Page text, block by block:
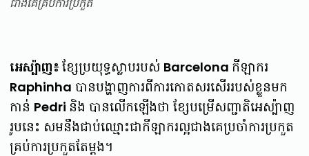
អេស្ប៉ាញ៖ ខ្សែប្រយុទ្ធស្លាបរបស់ Barcelona កីឡាករ
Raphinha បានបង្ហាញការពីការកោតសរសើររបស់ខ្លួនមក
កាន់ Pedri និង បានលើកឡើងថា ខ្សែបម្រើសញ្ជាតិអេស្ប៉ាញ
រូបនេះ សមនឹងជាប់ឈ្មោះជាកីឡាករល្អជាងគេប្រចាំការប្រកួត
គ្រប់ការប្រកួតតែម្តង។